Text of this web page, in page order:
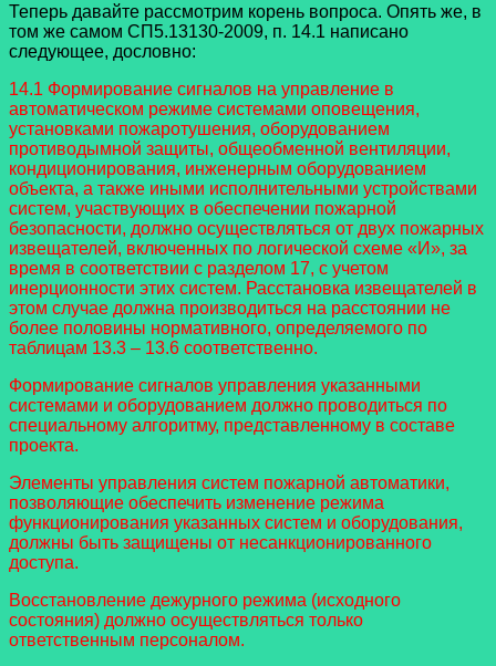
Теперь давайте рассмотрим корень вопроса. Опять же, в
том же самом СП5.13130-2009, п. 14.1 написано
следующее, дословно:
14.1 Формирование сигналов на управление в
автоматическом режиме системами оповещения,
установками пожаротушения, оборудованием
противодымной защиты, общеобменной вентиляции,
кондиционирования, инженерным оборудованием
объекта, а также иными исполнительными устройствами
систем, участвующих в обеспечении пожарной
безопасности, должно осуществляться от двух пожарных
извещателей, включенных по логической схеме «И», за
время в соответствии с разделом 17, с учетом
инерционности этих систем. Расстановка извещателей в
этом случае должна производиться на расстоянии не
более половины нормативного, определяемого по
таблицам 13.3 – 13.6 соответственно.
Формирование сигналов управления указанными
системами и оборудованием должно проводиться по
специальному алгоритму, представленному в составе
проекта.
Элементы управления систем пожарной автоматики,
позволяющие обеспечить изменение режима
функционирования указанных систем и оборудования,
должны быть защищены от несанкционированного
доступа.
Восстановление дежурного режима (исходного
состояния) должно осуществляться только
ответственным персоналом.